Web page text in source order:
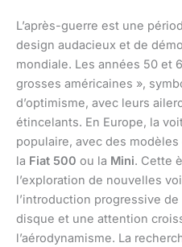
L’après-guerre est une
design audacieux et de
mondiale. Les années 50 et
grosses américaines »,
d’optimisme, avec leurs
étincelants. En Europe, la
populaire, avec des
la Fiat 500 ou la Mini. Cette
l’exploration de nouvelles
l’introduction progressive
disque et une attention
l’aérodynamisme. La